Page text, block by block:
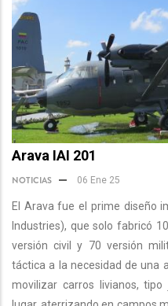
Arava IAI 201
NOTICIAS 06 Ene 25
El Arava fue el prime diseño
Industries), que solo fabricó
versión civil y 70 versión
táctica a la necesidad de una
movilizar carros livianos,